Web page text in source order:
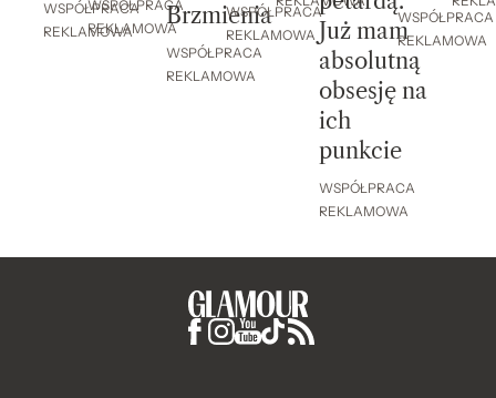
WSPÓŁPRACA
REKLAMOWA
WSPÓŁPRACA
REKLAMOWA
Brzmienia
WSPÓŁPRACA
REKLAMOWA
WSPÓŁPRACA
REKLAMOWA Już mam
absolutną
obsesję na
ich
punkcie
WSPÓŁPRACA
REKLAMOWA
WSPÓŁPRACA
REKLAMOWA